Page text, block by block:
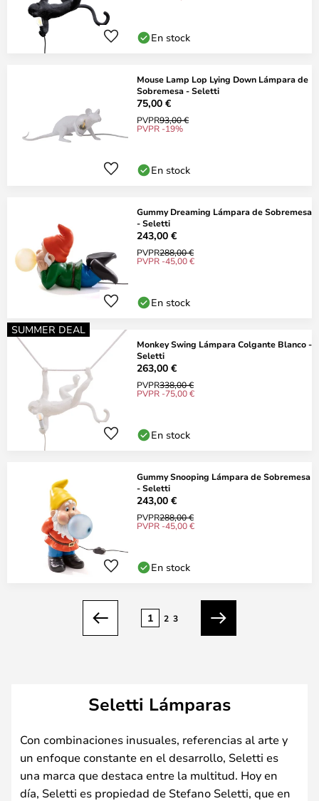
En stock
Mouse Lamp Lop Lying Down Lámpara de
Sobremesa - Seletti
75,00 €
PVPR93,00 €
PVPR -19%
En stock
Gummy Dreaming Lámpara de Sobremesa
- Seletti
243,00 €
PVPR288,00 €
PVPR -45,00 €
En stock
SUMMER DEAL
Monkey Swing Lámpara Colgante Blanco -
Seletti
263,00 €
PVPR338,00 €
PVPR -75,00 €
En stock
Gummy Snooping Lámpara de Sobremesa
- Seletti
243,00 €
PVPR288,00 €
PVPR -45,00 €
En stock
Anterior
1 2 3
Siguiente
Seletti Lámparas
Con combinaciones inusuales, referencias al arte y
un enfoque constante en el desarrollo, Seletti es
una marca que destaca entre la multitud. Hoy en
día, Seletti es propiedad de Stefano Seletti, que en